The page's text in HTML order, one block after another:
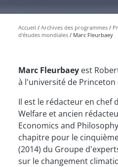
Accueil Archives des programmes
d'études mondiales
Marc Fleurbaey
Marc Fleurbaey est
à l'université de Princeton
Il est le rédacteur en chef
Welfare et ancien
Economics and
chapitre pour le
(2014) du Groupe
sur le changement